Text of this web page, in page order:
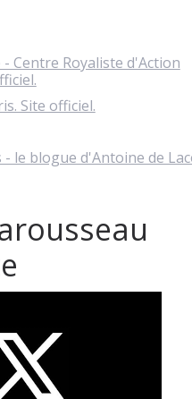
Centre Royaliste d'Action
Site officiel.
- le blogue d'Antoine de